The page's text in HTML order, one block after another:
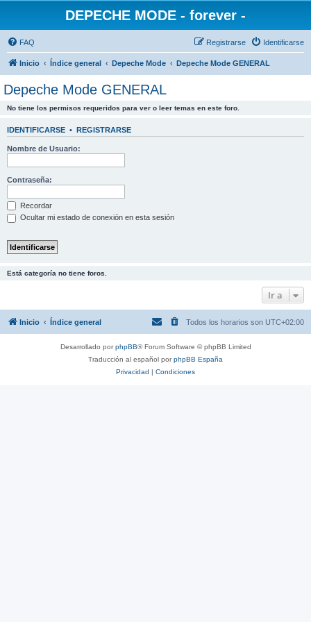
DEPECHE MODE - forever -
FAQ Identificarse
Registrarse
Inicio Índice general Depeche Mode Depeche Mode GENERAL
Depeche Mode GENERAL
No tiene los permisos requeridos para ver o leer temas en este foro.
IDENTIFICARSE • REGISTRARSE
Nombre de Usuario:
Contraseña:
Recordar
Ocultar mi estado de conexión en esta sesión
Está categoría no tiene foros.
Ir a
Inicio Índice general Todos los horarios son UTC+02:00
Desarrollado porphpBB® Forum Software © phpBB Limited
Traducción al español porphpBB España
Privacidad | Condiciones